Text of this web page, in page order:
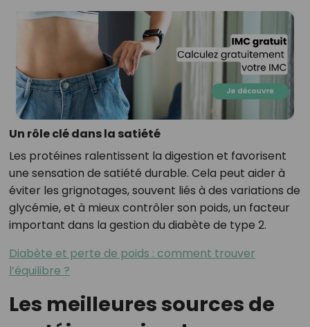
Un rôle clé dans la satiété
Les protéines ralentissent la digestion et favorisent
une sensation de satiété durable. Cela peut aider à
éviter les grignotages, souvent liés à des variations de
glycémie, et à mieux contrôler son poids, un facteur
important dans la gestion du diabète de type 2.
Diabète et perte de poids : comment trouver
l’équilibre ?
Les meilleures sources de